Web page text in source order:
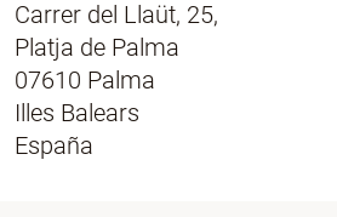
Carrer del Llaüt, 25,
Platja de Palma
07610 Palma
Illes Balears
España